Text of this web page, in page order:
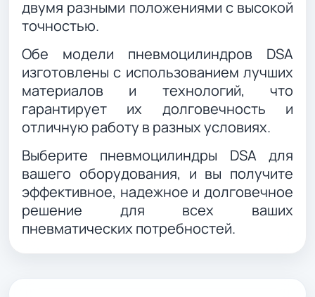
двумя разными положениями с высокой
точностью.
Обе модели пневмоцилиндров DSA
изготовлены с использованием лучших
материалов и технологий, что
гарантирует их долговечность и
отличную работу в разных условиях.
Выберите пневмоцилиндры DSA для
вашего оборудования, и вы получите
эффективное, надежное и долговечное
решение для всех ваших
пневматических потребностей.